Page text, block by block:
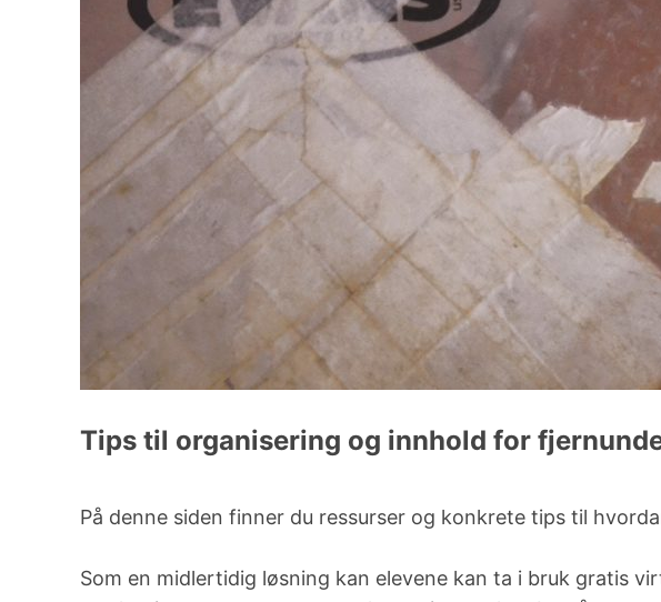
Våre ansatte
Fagledere
Jobbe i Muno
Oppsigelse
LYST TIL Å SATSE PÅ MUSIKK?
BIMM: Høyere musikkutdannelse
Jam-nights
Tips til organisering og innhold for
På denne siden finner du ressurser og konkrete tips til
Som en midlertidig løsning kan elevene kan ta i bruk gratis